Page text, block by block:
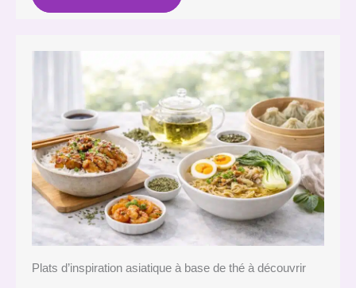
Plats d’inspiration asiatique à base de thé à découvrir